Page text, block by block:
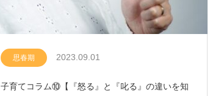
思春期 2023.09.01
子育てコラム⑩【『怒る』と『叱る』の違いを知